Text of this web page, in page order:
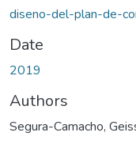
diseno-del-plan-de-
Date
2019
Authors
Segura-Camacho,